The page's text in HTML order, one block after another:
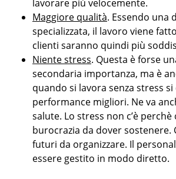
lavorare più velocemente.
Maggiore qualità. Essendo una
specializzata, il lavoro viene
clienti saranno quindi più
Niente stress. Questa è forse
secondaria importanza, ma è
quando si lavora senza stress
performance migliori. Ne va
salute. Lo stress non c’è perchè
burocrazia da dover sostenere.
futuri da organizzare. Il
essere gestito in modo diretto.